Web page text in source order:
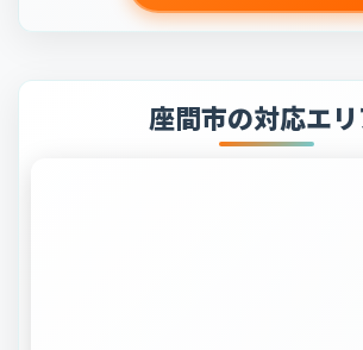
座間市の対応エ